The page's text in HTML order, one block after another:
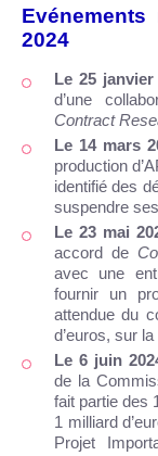
2024
Le 25 janvier
d’une
Contract
Le 14 mars
production
identifié des
suspendre
Le 23 mai
accord de
avec une
fournir un
attendue du
d’euros, sur
Le 6 juin
de la
fait partie des
1 milliard
Projet